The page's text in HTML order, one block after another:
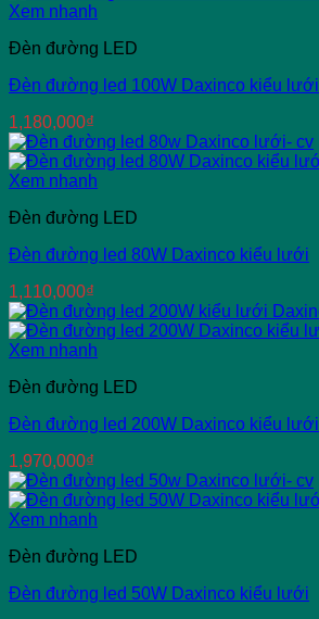
Xem nhanh
Đèn đường LED
Đèn đường led 100W Daxinco kiểu lưới
1,180,000₫
Xem nhanh
Đèn đường LED
Đèn đường led 80W Daxinco kiểu lưới
1,110,000₫
Xem nhanh
Đèn đường LED
Đèn đường led 200W Daxinco kiểu lưới
1,970,000₫
Xem nhanh
Đèn đường LED
Đèn đường led 50W Daxinco kiểu lưới